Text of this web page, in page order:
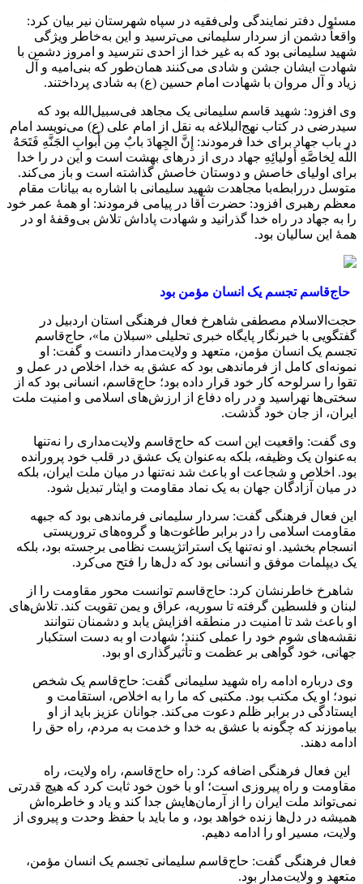
مسئول دفتر نمایندگی ولی‌فقیه در سپاه شهرستان نیر بیان کرد:
واقعاً دشمن از سردار سلیمانی می‌ترسید و این به‌خاطر ویژگی
شهید سلیمانی بود که به غیر خدا از احدی نترسید و امروز دشمن با
شهادت ایشان جشن و شادی می‌کنند همان‌طور که بنی‌امیه و آل
زیاد و آل مروان با شهادت امام حسین (ع) به شادی پرداختند.
وی افزود: شهید قاسم سلیمانی یک مجاهد فی‌سبیل‌الله بود که
سیدرضی در کتاب نهج‌البلاغه به نقل از امام علی (ع) می‌نویسد امام
در باب جهاد برای خدا فرمودند: إِنَّ الجِهادَ بابٌ مِن أَبوابِ الجَنَّهِ فَتَحَهُ
اللّه لِخاصَّهِ أَولیائِهِ جهاد دری از درهای بهشت است و این در را خدا
برای اولیای خاصش و دوستان خاصش گذاشته است و باز می‌کند.
متوسل دررابطه‌با مجاهدت شهید سلیمانی با اشاره به بیانات مقام
معظم رهبری افزود: حضرت آقا در پیامی فرمودند: او همهٔ عمر خود
را به جهاد در راه خدا گذرانید و شهادت پاداش تلاش بی‌وقفهٔ او در
همهٔ این سالیان بود.
حاج‌قاسم تجسم یک انسان مؤمن بود
حجت‌الاسلام مصطفی شاهرخ فعال فرهنگی استان اردبیل در
گفتگویی با خبرنگار پایگاه خبری تحلیلی «سبلان ما»، حاج‌قاسم
تجسم یک انسان مؤمن، متعهد و ولایت‌مدار دانست و گفت: او
نمونه‌ای کامل از فرماندهی بود که عشق به خدا، اخلاص در عمل و
تقوا را سرلوحه کار خود قرار داده بود؛ حاج‌قاسم، انسانی بود که از
سختی‌ها نهراسید و در راه دفاع از ارزش‌های اسلامی و امنیت ملت
ایران، از جان خود گذشت.
وی گفت: واقعیت این است که حاج‌قاسم ولایت‌مداری را نه‌تنها
به‌عنوان یک وظیفه، بلکه به‌عنوان یک عشق در قلب خود پرورانده
بود. اخلاص و شجاعت او باعث شد نه‌تنها در میان ملت ایران، بلکه
در میان آزادگان جهان به یک نماد مقاومت و ایثار تبدیل شود.
این فعال فرهنگی گفت: سردار سلیمانی فرماندهی بود که جبهه
مقاومت اسلامی را در برابر طاغوت‌ها و گروه‌های تروریستی
انسجام بخشید. او نه‌تنها یک استراتژیست نظامی برجسته بود، بلکه
یک دیپلمات موفق و انسانی بود که دل‌ها را فتح می‌کرد.
شاهرخ خاطرنشان کرد: حاج‌قاسم توانست محور مقاومت را از
لبنان و فلسطین گرفته تا سوریه، عراق و یمن تقویت کند. تلاش‌های
او باعث شد تا امنیت در منطقه افزایش یابد و دشمنان نتوانند
نقشه‌های شوم خود را عملی کنند؛ شهادت او به دست استکبار
جهانی، خود گواهی بر عظمت و تأثیرگذاری او بود.
وی درباره ادامه راه شهید سلیمانی گفت: حاج‌قاسم یک شخص
نبود؛ او یک مکتب بود. مکتبی که ما را به اخلاص، استقامت و
ایستادگی در برابر ظلم دعوت می‌کند. جوانان عزیز باید از او
بیاموزند که چگونه با عشق به خدا و خدمت به مردم، راه حق را
ادامه دهند.
این فعال فرهنگی اضافه کرد: راه حاج‌قاسم، راه ولایت، راه
مقاومت و راه پیروزی است؛ او با خون خود ثابت کرد که هیچ قدرتی
نمی‌تواند ملت ایران را از آرمان‌هایش جدا کند و یاد و خاطره‌اش
همیشه در دل‌ها زنده خواهد بود، و ما باید با حفظ وحدت و پیروی از
ولایت، مسیر او را ادامه دهیم.
فعال فرهنگی گفت: حاج‌قاسم سلیمانی تجسم یک انسان مؤمن،
متعهد و ولایت‌مدار بود.